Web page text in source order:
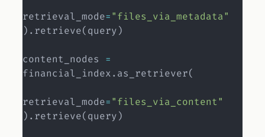
retrieval_mode="files_via_metadata"
) . retrieve(query)
content_nodes =
financial_index. as_retriever(
retrieval_mode="files_via_content"
) . retrieve(query)